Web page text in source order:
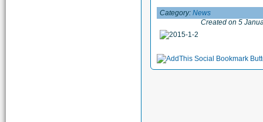
Category:News
Created on 5